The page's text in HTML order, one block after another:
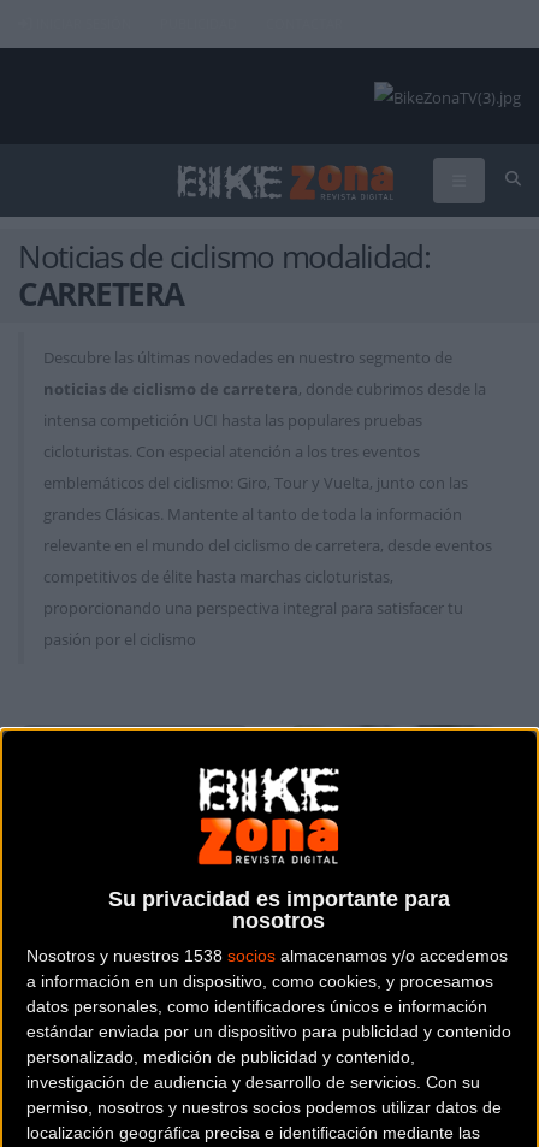
Su privacidad es importante para
nosotros
Nosotros y nuestros 1538 socios almacenamos y/o accedemos
a información en un dispositivo, como cookies, y procesamos
datos personales, como identificadores únicos e información
estándar enviada por un dispositivo para publicidad y contenido
personalizado, medición de publicidad y contenido,
investigación de audiencia y desarrollo de servicios. Con su
permiso, nosotros y nuestros socios podemos utilizar datos de
localización geográfica precisa e identificación mediante las
Noticias de ciclismo modalidad:
CARRETERA
Descubre las últimas novedades en nuestro segmento de
noticias de ciclismo de carretera, donde cubrimos desde la
intensa competición UCI hasta las populares pruebas
cicloturistas. Con especial atención a los tres eventos
emblemáticos del ciclismo: Giro, Tour y Vuelta, junto con las
grandes Clásicas. Mantente al tanto de toda la información
relevante en el mundo del ciclismo de carretera, desde eventos
competitivos de élite hasta marchas cicloturistas,
proporcionando una perspectiva integral para satisfacer tu
pasión por el ciclismo
La Rioja y Haro volvieron
a brindar por el ciclismo
de antaño en una nueva
edición de la E
Unai Aznar alza los
brazos en Irún en el San
Pedro Sari Nagusia 2023
Carretera Carretera